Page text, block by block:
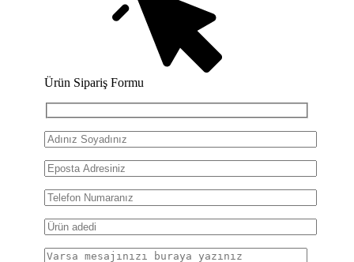
Ürün Sipariş Formu